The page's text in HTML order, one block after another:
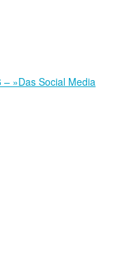
»Das Social Media